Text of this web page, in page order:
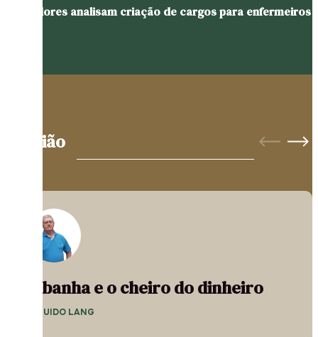
Vereadores analisam criação de cargos para enfermeiros
Opinião
A banha e o cheiro do dinheiro
— GUIDO LANG